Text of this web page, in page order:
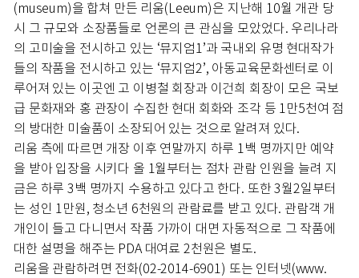
(museum)을 합쳐 만든 리움(Leeum)은 지난해 10월 개관 당
시 그 규모와 소장품들로 언론의 큰 관심을 모았었다. 우리나라
의 고미술을 전시하고 있는 ‘뮤지엄1’과 국내외 유명 현대작가
들의 작품을 전시하고 있는 ‘뮤지엄2’, 아동교육문화센터로 이
루어져 있는 이곳엔 고 이병철 회장과 이건희 회장이 모은 국보
급 문화재와 홍 관장이 수집한 현대 회화와 조각 등 1만5천여 점
의 방대한 미술품이 소장되어 있는 것으로 알려져 있다.
리움 측에 따르면 개장 이후 연말까지 하루 1백 명까지만 예약
을 받아 입장을 시키다 올 1월부터는 점차 관람 인원을 늘려 지
금은 하루 3백 명까지 수용하고 있다고 한다. 또한 3월2일부터
는 성인 1만원, 청소년 6천원의 관람료를 받고 있다. 관람객 개
개인이 들고 다니면서 작품 가까이 대면 자동적으로 그 작품에
대한 설명을 해주는 PDA 대여료 2천원은 별도.
리움을 관람하려면 전화(02-2014-6901) 또는 인터넷(www.